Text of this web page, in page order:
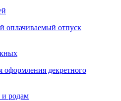
оплачиваемый отпуск
декретного
и родам